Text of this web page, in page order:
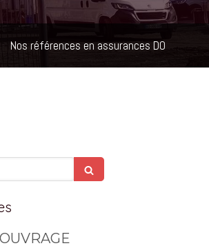
Nos références en assurances DO